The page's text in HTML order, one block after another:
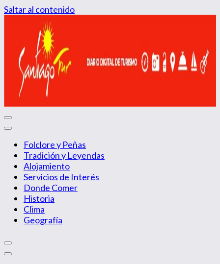
Saltar al contenido
Santiago Tur
Folclore y Peñas
Tradición y Leyendas
Alojamiento
Servicios de Interés
Donde Comer
Historia
Clima
Geografía